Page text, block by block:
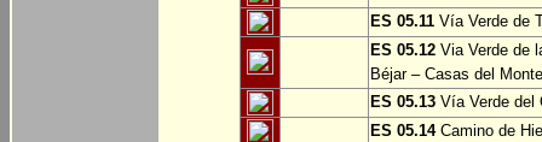
ES 05.11 Vía Verde de
ES 05.12 Via Verde de
Béjar – Casas del Monte
ES 05.13 Vía Verde del
ES 05.14Camino de